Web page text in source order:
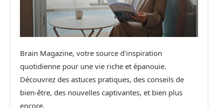
Brain Magazine, votre source d'inspiration
quotidienne pour une vie riche et épanouie.
Découvrez des astuces pratiques, des conseils de
bien-être, des nouvelles captivantes, et bien plus
encore.